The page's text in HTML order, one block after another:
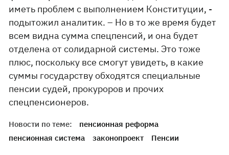
иметь проблем с выполнением Конституции, -
подытожил аналитик. – Но в то же время будет
всем видна сумма спецпенсий, и она будет
отделена от солидарной системы. Это тоже
плюс, поскольку все смогут увидеть, в какие
суммы государству обходятся специальные
пенсии судей, прокуроров и прочих
спецпенсионеров.
Новости по теме:
пенсионная реформа
пенсионная система
законопроект Пенсии